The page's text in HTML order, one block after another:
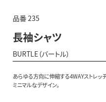
品番 235
長袖シャツ
BURTLE（バートル）
あらゆる方向に伸縮する4WAYストレッ
ミニマルなデザイン。